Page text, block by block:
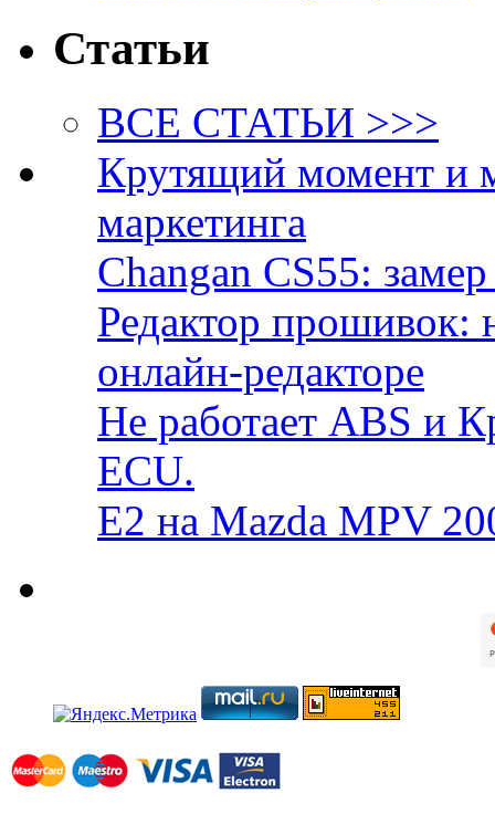
Статьи
ВСЕ СТАТЬИ >>>
Крутящий момент и
маркетинга
Changan CS55:
Редактор прошивок:
онлайн-редакторе
Не работает ABS и
ECU.
E2 на Mazda MPV